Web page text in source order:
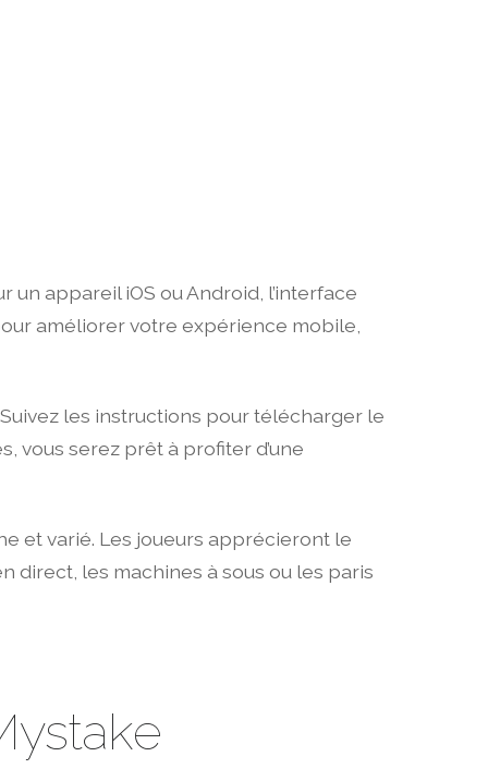
un appareil iOS ou Android, l’interface
améliorer votre expérience mobile,
les instructions pour télécharger le
vous serez prêt à profiter d’une
et varié. Les joueurs apprécieront le
direct, les machines à sous ou les paris